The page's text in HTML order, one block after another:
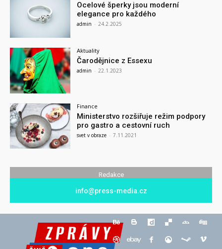
Ocelové šperky jsou moderní
elegance pro každého
admin - 24.2.2025
Aktuality
Čarodějnice z Essexu
admin - 22.1.2023
Finance
Ministerstvo rozšiřuje režim podpory
pro gastro a cestovní ruch
svet v obraze - 7.11.2021
Redakce
info@press-media.cz